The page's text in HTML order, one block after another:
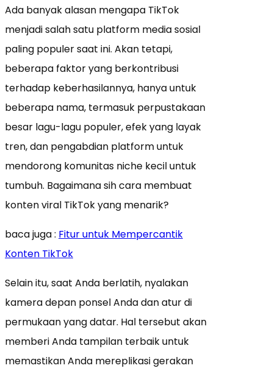
Ada banyak alasan mengapa TikTok
menjadi salah satu platform media sosial
paling populer saat ini. Akan tetapi,
beberapa faktor yang berkontribusi
terhadap keberhasilannya, hanya untuk
beberapa nama, termasuk perpustakaan
besar lagu-lagu populer, efek yang layak
tren, dan pengabdian platform untuk
mendorong komunitas niche kecil untuk
tumbuh. Bagaimana sih cara membuat
konten viral TikTok yang menarik?
baca juga : Fitur untuk Mempercantik
Konten TikTok
Selain itu, saat Anda berlatih, nyalakan
kamera depan ponsel Anda dan atur di
permukaan yang datar. Hal tersebut akan
memberi Anda tampilan terbaik untuk
memastikan Anda mereplikasi gerakan